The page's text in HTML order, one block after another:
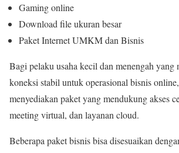
Gaming online
Download file ukuran besar
Paket Internet UMKM dan Bisnis
Bagi pelaku usaha kecil dan menengah yang
koneksi stabil untuk operasional bisnis
menyediakan paket yang mendukung akses
meeting virtual, dan layanan cloud.
Beberapa paket bisnis bisa disesuaikan